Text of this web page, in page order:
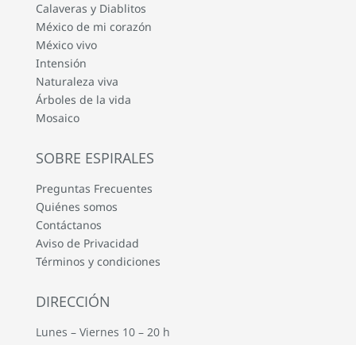
Calaveras y Diablitos
México de mi corazón
México vivo
Intensión
Naturaleza viva
Árboles de la vida
Mosaico
SOBRE ESPIRALES
Preguntas Frecuentes
Quiénes somos
Contáctanos
Aviso de Privacidad
Términos y condiciones
DIRECCIÓN
Lunes – Viernes 10 – 20 h